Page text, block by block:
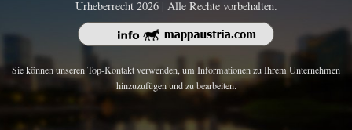
Urheberrecht 2026 | Alle Rechte vorbehalten.
Sie können unseren Top-Kontakt verwenden, um Informationen zu Ihrem Unternehmen
hinzuzufügen und zu bearbeiten.